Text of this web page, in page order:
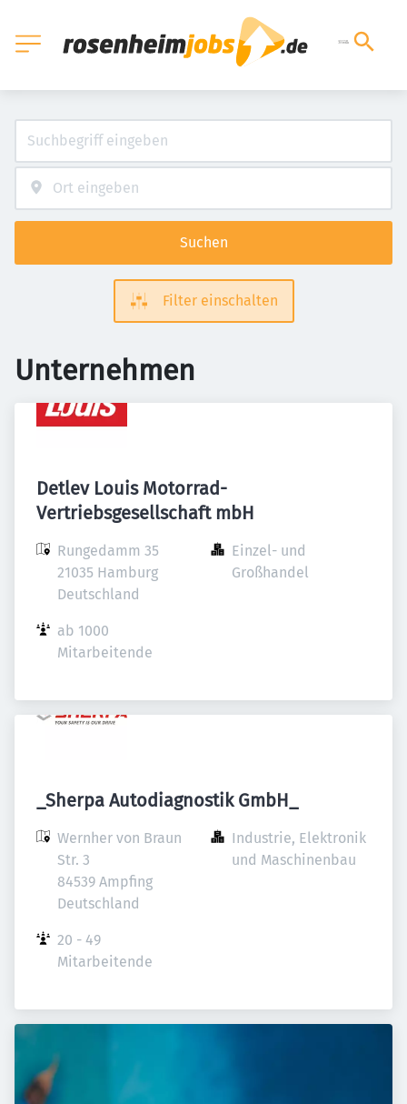
Suchen
Filter einschalten
Unternehmen
Detlev Louis Motorrad-
Vertriebsgesellschaft mbH
Rungedamm 35
21035 Hamburg
Deutschland
Einzel- und
Großhandel
ab 1000
Mitarbeitende
_Sherpa Autodiagnostik GmbH_
Wernher von Braun
Str. 3
84539 Ampfing
Deutschland
Industrie, Elektronik
und Maschinenbau
20 - 49
Mitarbeitende